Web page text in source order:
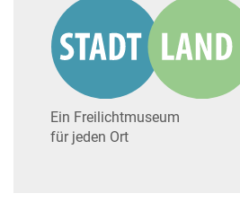
Ein Freilichtmuseum
für jeden Ort